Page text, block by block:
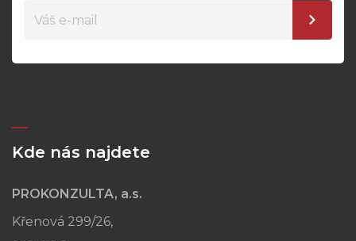
Kde nás najdete
PROKONZULTA, a.s.
Křenová 299/26,